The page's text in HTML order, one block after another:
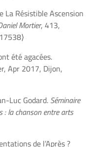
La Résistible Ascension
Mortier, 413,
été agacées.
Apr 2017, Dijon,
Luc Godard. Séminaire
: la chanson entre arts
de l’Après ?